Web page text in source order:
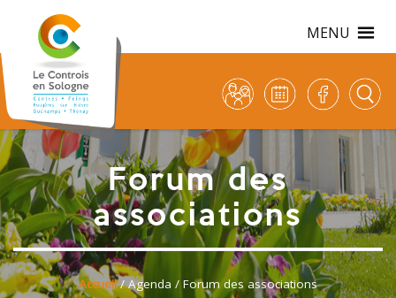
MENU
Forum des
associations
Accueil/Agenda / Forum des associations